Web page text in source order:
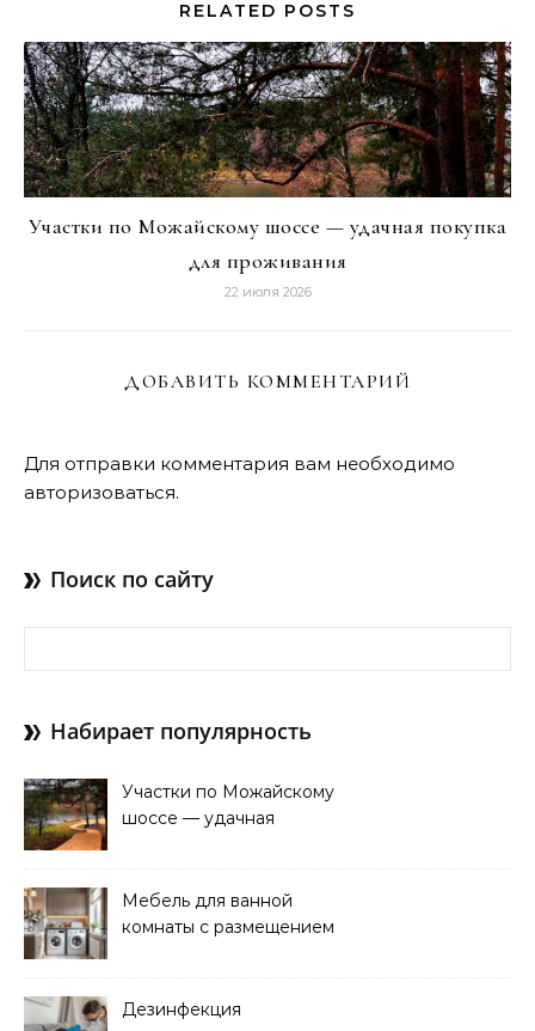
RELATED POSTS
Участки по Можайскому шоссе — удачная покупка
для проживания
22 июля 2026
ДОБАВИТЬ КОММЕНТАРИЙ
Для отправки комментария вам необходимо
авторизоваться.
Поиск по сайту
Набирает популярность
Участки по Можайскому
шоссе — удачная
Мебель для ванной
комнаты с размещением
Дезинфекция